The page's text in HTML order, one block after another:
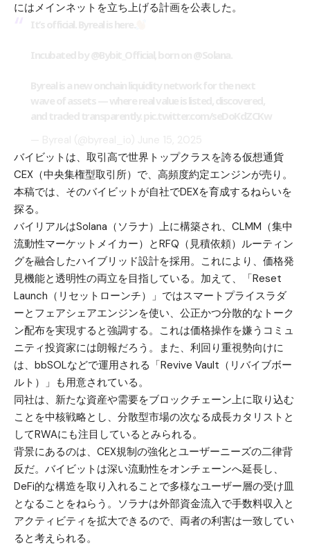
にはメインネットを立ち上げる計画を公表した。
バイビットは、取引高で世界トップクラスを誇る仮想通貨
CEX（中央集権型取引所）で、高頻度約定エンジンが売り。
本稿では、そのバイビットが自社でDEXを育成するねらいを
探る。
バイリアルはSolana（ソラナ） 上に構築され、CLMM（集中
流動性マーケットメイカー）とRFQ（見積依頼）ルーティン
グを融合したハイブリッド設計を採用。これにより、価格発
見機能と透明性の両立を目指している。加えて、「Reset
Launch（リセットローンチ）」ではスマートプライスラダ
ーとフェアシェアエンジンを使い、公正かつ分散的なトーク
ン配布を実現すると強調する。これは価格操作を嫌うコミュ
ニティ投資家には朗報だろう。また、利回り重視勢向けに
は、bbSOLなどで運用される「Revive Vault（リバイブボー
ルト）」も用意されている。
同社は、新たな資産や需要をブロックチェーン上に取り込む
ことを中核戦略とし、分散型市場の次なる成長カタリストと
してRWAにも注目しているとみられる。
背景にあるのは、CEX規制の強化とユーザーニーズの二律背
反だ。バイビットは深い流動性をオンチェーンへ延長し、
DeFi的な構造を取り入れることで多様なユーザー層の受け皿
となることをねらう。ソラナは外部資金流入で手数料収入と
アクティビティを拡大できるので、両者の利害は一致してい
ると考えられる。